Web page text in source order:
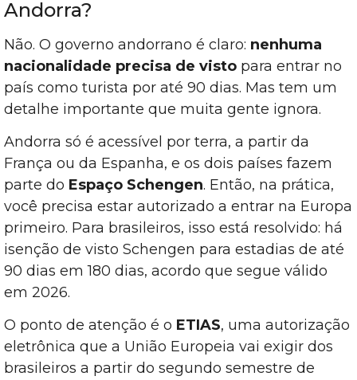
Andorra?
Não. O governo andorrano é claro: nenhuma
nacionalidade precisa de visto para entrar no
país como turista por até 90 dias. Mas tem um
detalhe importante que muita gente ignora.
Andorra só é acessível por terra, a partir da
França ou da Espanha, e os dois países fazem
parte do Espaço Schengen. Então, na prática,
você precisa estar autorizado a entrar na Europa
primeiro. Para brasileiros, isso está resolvido: há
isenção de visto Schengen para estadias de até
90 dias em 180 dias, acordo que segue válido
em 2026.
O ponto de atenção é o ETIAS, uma autorização
eletrônica que a União Europeia vai exigir dos
brasileiros a partir do segundo semestre de